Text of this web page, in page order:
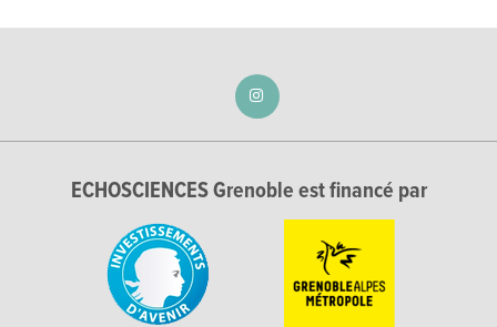
ECHOSCIENCES Grenoble est financé par